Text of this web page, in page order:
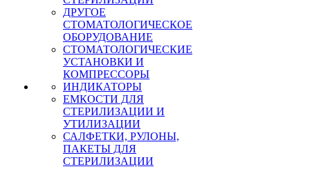
ДРУГОЕ
СТОМАТОЛОГИЧЕСКОЕ
ОБОРУДОВАНИЕ
СТОМАТОЛОГИЧЕСКИЕ
УСТАНОВКИ И
КОМПРЕССОРЫ
ИНДИКАТОРЫ
ЕМКОСТИ ДЛЯ
СТЕРИЛИЗАЦИИ И
УТИЛИЗАЦИИ
САЛФЕТКИ, РУЛОНЫ,
ПАКЕТЫ ДЛЯ
СТЕРИЛИЗАЦИИ